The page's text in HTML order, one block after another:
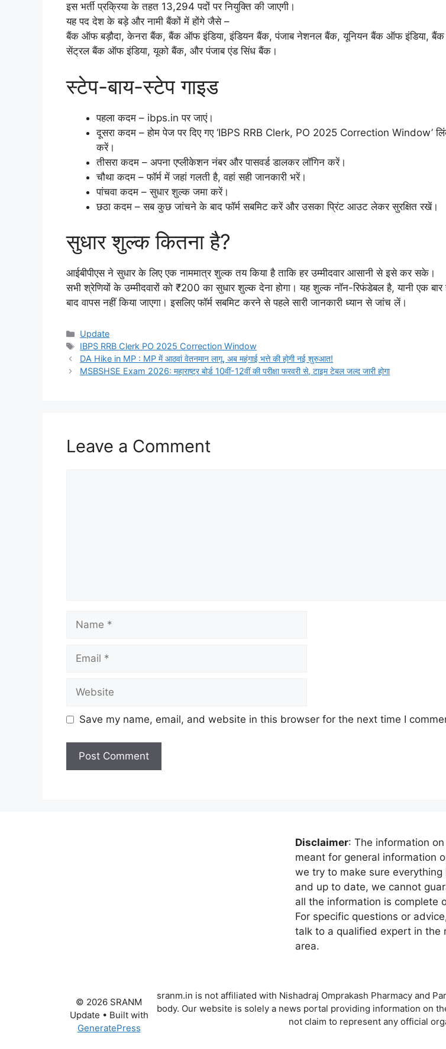
इस भर्ती प्रक्रिया के तहत 13,294 पदों पर नियुक्ति की जाएगी।
यह पद देश के बड़े और नामी बैंकों में होंगे जैसे –
बैंक ऑफ बड़ौदा, केनरा बैंक, बैंक ऑफ इंडिया, इंडियन बैंक, पंजाब नेशनल बैंक, यूनियन बैंक ऑफ इंडिया, बैंक
सेंट्रल बैंक ऑफ इंडिया, यूको बैंक, और पंजाब एंड सिंध बैंक।
स्टेप-बाय-स्टेप गाइड
पहला कदम – ibps.in पर जाएं।
दूसरा कदम – होम पेज पर दिए गए ‘IBPS RRB Clerk, PO 2025 Correction Window’
करें।
तीसरा कदम – अपना एप्लीकेशन नंबर और पासवर्ड डालकर लॉगिन करें।
चौथा कदम – फॉर्म में जहां गलती है, वहां सही जानकारी भरें।
पांचवा कदम – सुधार शुल्क जमा करें।
छठा कदम – सब कुछ जांचने के बाद फॉर्म सबमिट करें और उसका प्रिंट आउट लेकर सुरक्षित रखें।
सुधार शुल्क कितना है?
आईबीपीएस ने सुधार के लिए एक नाममात्र शुल्क तय किया है ताकि हर उम्मीदवार आसानी से इसे कर सके।
सभी श्रेणियों के उम्मीदवारों को ₹200 का सुधार शुल्क देना होगा। यह शुल्क नॉन-रिफंडेबल है, यानी एक
बाद वापस नहीं किया जाएगा। इसलिए फॉर्म सबमिट करने से पहले सारी जानकारी ध्यान से जांच लें।
Categories
Update
Tags
IBPS RRB Clerk PO 2025 Correction Window
DA Hike in MP : MP में आठवां वेतनमान लागू, अब महंगाई भत्ते की होगी नई शुरुआत!
MSBSHSE Exam 2026: महाराष्ट्र बोर्ड 10वीं-12वीं की परीक्षा फरवरी से, टाइम टेबल जल्द जारी होगा
Leave a Comment
Name
Email
Website
Save my name, email, and website in this browser for the next time I
Disclaimer: The information
meant for general information
we try to make sure everything
and up to date, we cannot
all the information is complete
For specific questions or
talk to a qualified expert in the
area.
sranm.in is not affiliated with Nishadraj Omprakash Pharmacy and
body. Our website is solely a news portal providing information on
not claim to represent any official
© 2026 SRANM
Update • Built with
GeneratePress